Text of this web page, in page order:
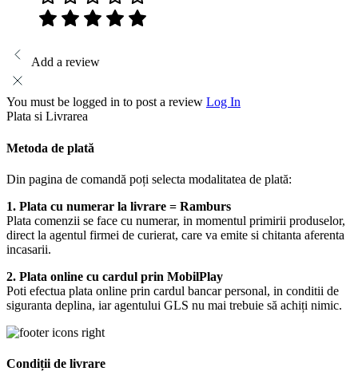
Add a review
You must be logged in to post a review Log In
Plata si Livrarea
Metoda de plată
Din pagina de comandă poți selecta modalitatea de plată:
1. Plata cu numerar la livrare = Ramburs
Plata comenzii se face cu numerar, in momentul primirii produselor,
direct la agentul firmei de curierat, care va emite si chitanta aferenta
incasarii.
2. Plata online cu cardul prin MobilPlay
Poti efectua plata online prin cardul bancar personal, in conditii de
siguranta deplina, iar agentului GLS nu mai trebuie să achiți nimic.
Condiții de livrare